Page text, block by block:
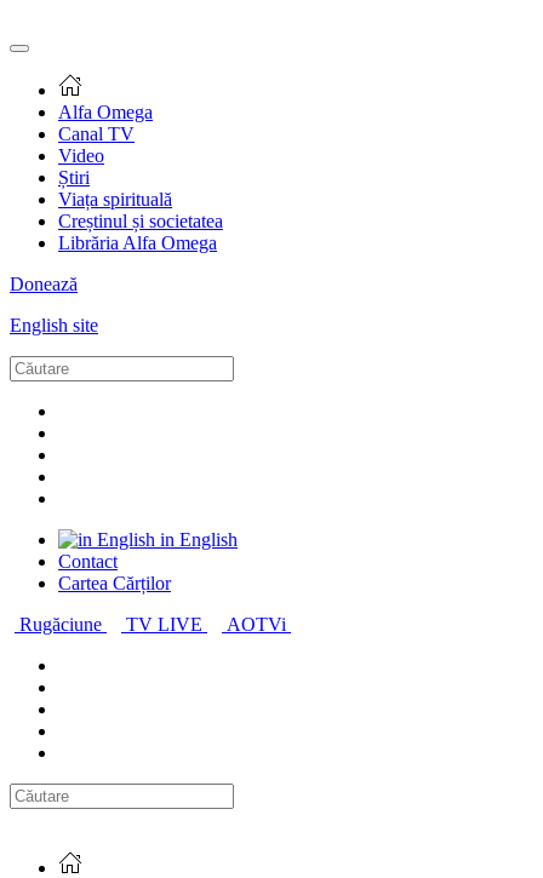
Alfa Omega
Canal TV
Video
Știri
Viața spirituală
Creștinul și societatea
Librăria Alfa Omega
Donează
English site
in English
Contact
Cartea Cărților
Rugăciune
TV LIVE AOTVi